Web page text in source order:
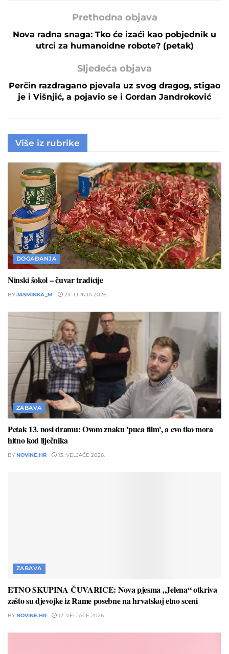
Prethodna objava
Nova radna snaga: Tko će izaći kao pobjednik u
utrci za humanoidne robote? (petak)
Sljedeća objava
Perčin razdragano pjevala uz svog dragog, stigao
je i Višnjić, a pojavio se i Gordan Jandroković
Više iz rubrike
DOGAĐANJA
Ninski šokol – čuvar tradicije
BY JASMINKA_M 24. LIPNJA 2026.
ZABAVA
Petak 13. nosi dramu: Ovom znaku 'puca film', a evo tko mora
hitno kod liječnika
BY NOVINE.HR 13. VELJAČE 2026.
ZABAVA
ETNO SKUPINA ČUVARICE: Nova pjesma „Jelena“ otkriva
zašto su djevojke iz Rame posebne na hrvatskoj etno sceni
BY NOVINE.HR 12. VELJAČE 2026.